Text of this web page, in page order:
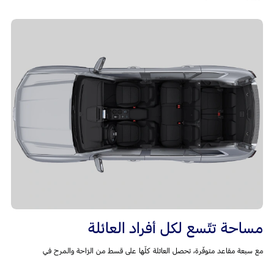
مساحة تتّسع لكل أفراد العائلة
مع سبعة مقاعد متوفّرة، تحصل العائلة كلّها على قسط من الرّاحة والمرح في